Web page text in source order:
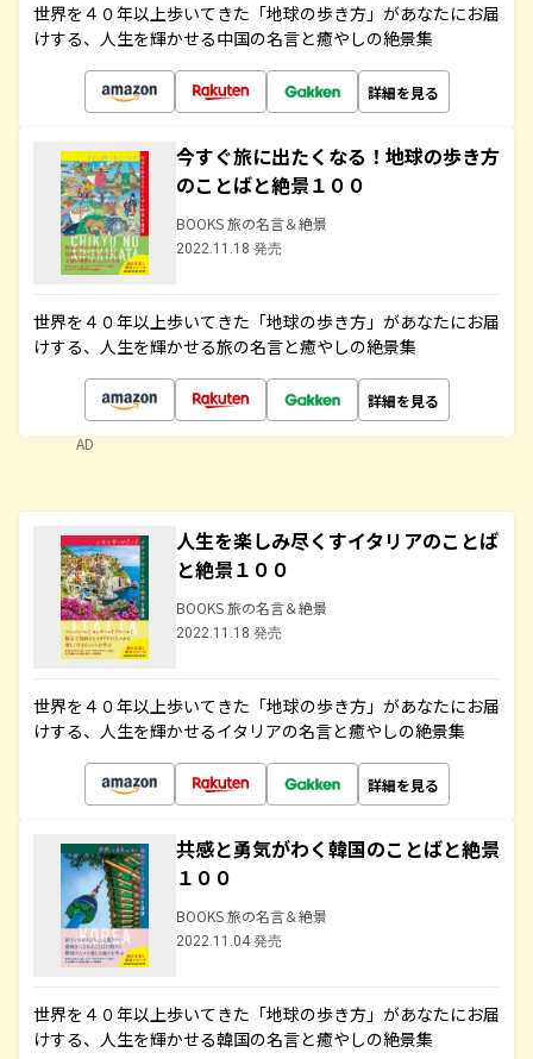
世界を４０年以上歩いてきた「地球の歩き方」があなたにお届
けする、人生を輝かせる中国の名言と癒やしの絶景集
詳細を見る
今すぐ旅に出たくなる！地球の歩き方
のことばと絶景１００
BOOKS 旅の名言＆絶景
2022.11.18 発売
世界を４０年以上歩いてきた「地球の歩き方」があなたにお届
けする、人生を輝かせる旅の名言と癒やしの絶景集
詳細を見る
AD
人生を楽しみ尽くすイタリアのことば
と絶景１００
BOOKS 旅の名言＆絶景
2022.11.18 発売
世界を４０年以上歩いてきた「地球の歩き方」があなたにお届
けする、人生を輝かせるイタリアの名言と癒やしの絶景集
詳細を見る
共感と勇気がわく韓国のことばと絶景
１００
BOOKS 旅の名言＆絶景
2022.11.04 発売
世界を４０年以上歩いてきた「地球の歩き方」があなたにお届
けする、人生を輝かせる韓国の名言と癒やしの絶景集